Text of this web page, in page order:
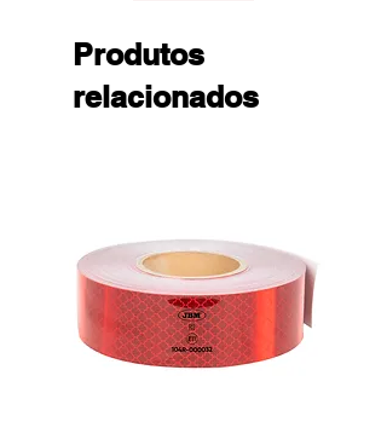
Produtos
relacionados